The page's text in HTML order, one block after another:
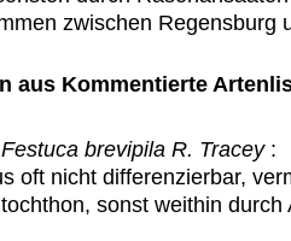
zwischen Regensburg
aus Kommentierte
brevipila R. Tracey :
oft nicht differenzierbar,
sonst weithin